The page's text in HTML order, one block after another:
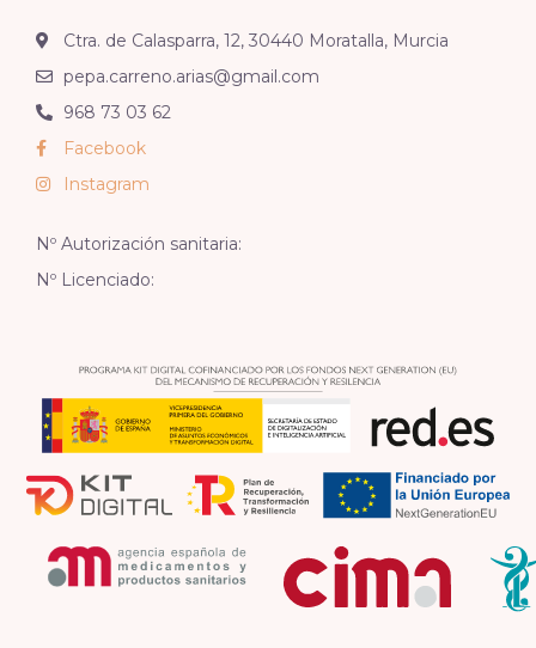
Ctra. de Calasparra, 12, 30440 Moratalla, Murcia
pepa.carreno.arias@gmail.com
968 73 03 62
Facebook
Instagram
Nº Autorización sanitaria:
Nº Licenciado: